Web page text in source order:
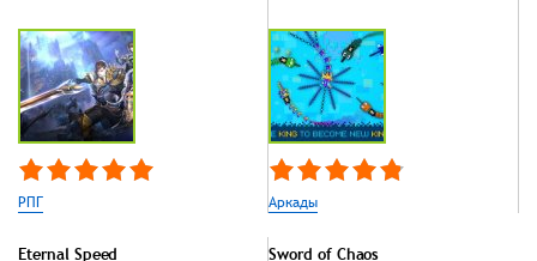
РПГ Аркады
Eternal Speed Sword of Chaos